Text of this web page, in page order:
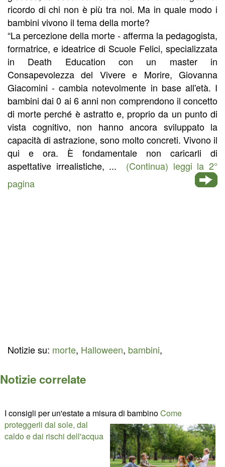
ricordo di chi non è più tra noi. Ma in quale modo i
bambini vivono il tema della morte?
“La percezione della morte - afferma la pedagogista,
formatrice, e ideatrice di Scuole Felici, specializzata
in Death Education con un master in
Consapevolezza del Vivere e Morire, Giovanna
Giacomini - cambia notevolmente in base all'età. I
bambini dai 0 ai 6 anni non comprendono il concetto
di morte perché è astratto e, proprio da un punto di
vista cognitivo, non hanno ancora sviluppato la
capacità di astrazione, sono molto concreti. Vivono il
qui e ora. È fondamentale non caricarli di
aspettative irrealistiche, ... (Continua) leggi la 2°
pagina
Notizie su: morte, Halloween, bambini,
Notizie correlate
I consigli per un'estate a misura di bambinoCome
proteggerli dal sole, dal
caldo e dai rischi dell'acqua